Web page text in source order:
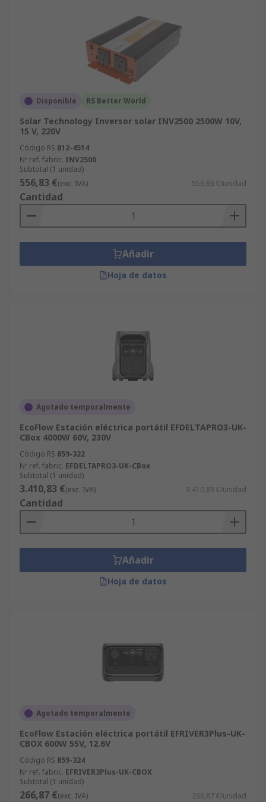
Disponible RS Better World
Solar Technology Inversor solar INV2500 2500W 10V,
15 V, 220V
Código RS 812-4514
Nº ref. fabric. INV2500
Subtotal (1 unidad)
556,83 €(exc. IVA) 556,83 €/unidad
Cantidad
Añadir
Hoja de datos
Agotado temporalmente
EcoFlow Estación eléctrica portátil EFDELTAPRO3-UK-
CBox 4000W 60V, 230V
Código RS 859-322
Nº ref. fabric. EFDELTAPRO3-UK-CBox
Subtotal (1 unidad)
3.410,83 €(exc. IVA) 3.410,83 €/unidad
Cantidad
Añadir
Hoja de datos
Agotado temporalmente
EcoFlow Estación eléctrica portátil EFRIVER3Plus-UK-
CBOX 600W 55V, 12.6V
Código RS 859-324
Nº ref. fabric. EFRIVER3Plus-UK-CBOX
Subtotal (1 unidad)
266,87 €(exc. IVA) 266,87 €/unidad